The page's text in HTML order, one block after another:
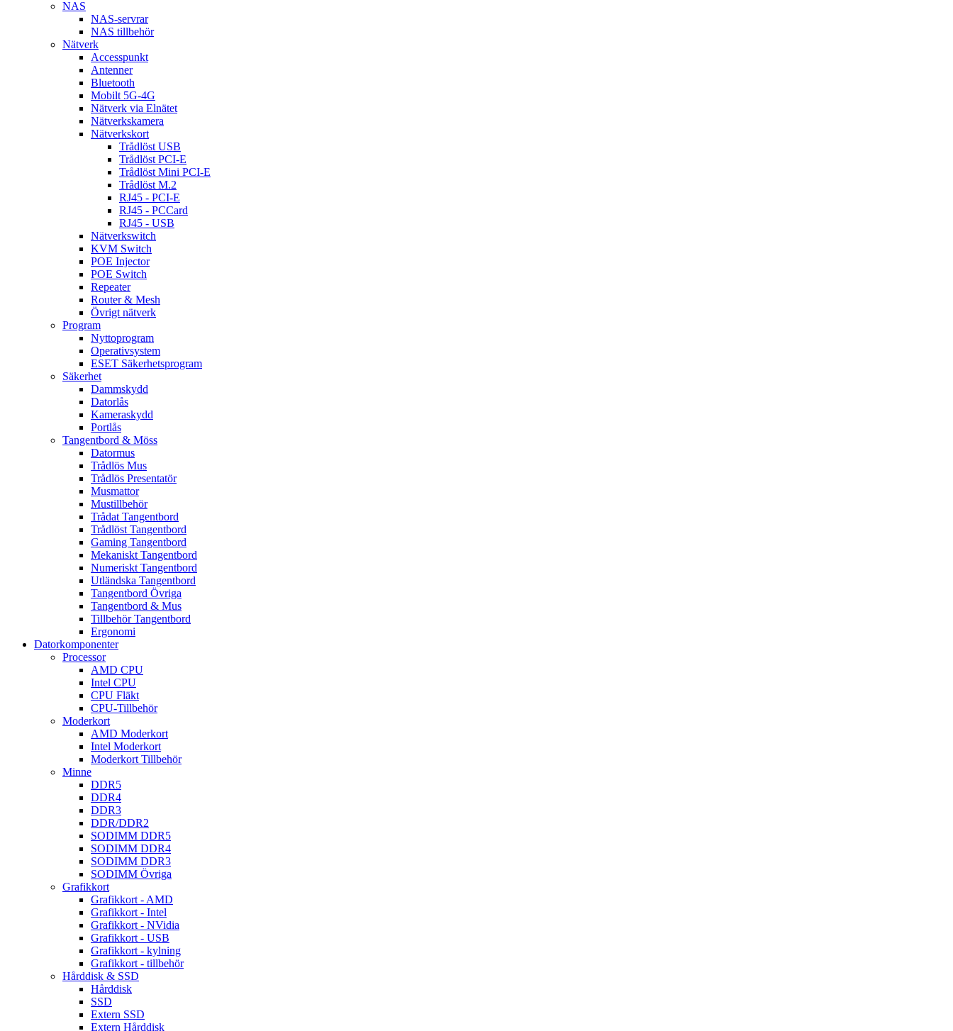
NAS
NAS-servrar
NAS tillbehör
Nätverk
Accesspunkt
Antenner
Bluetooth
Mobilt 5G-4G
Nätverk via Elnätet
Nätverkskamera
Nätverkskort
Trådlöst USB
Trådlöst PCI-E
Trådlöst Mini PCI-E
Trådlöst M.2
RJ45 - PCI-E
RJ45 - PCCard
RJ45 - USB
Nätverkswitch
KVM Switch
POE Injector
POE Switch
Repeater
Router & Mesh
Övrigt nätverk
Program
Nyttoprogram
Operativsystem
ESET Säkerhetsprogram
Säkerhet
Dammskydd
Datorlås
Kameraskydd
Portlås
Tangentbord & Möss
Datormus
Trådlös Mus
Trådlös Presentatör
Musmattor
Mustillbehör
Trådat Tangentbord
Trådlöst Tangentbord
Gaming Tangentbord
Mekaniskt Tangentbord
Numeriskt Tangentbord
Utländska Tangentbord
Tangentbord Övriga
Tangentbord & Mus
Tillbehör Tangentbord
Ergonomi
Datorkomponenter
Processor
AMD CPU
Intel CPU
CPU Fläkt
CPU-Tillbehör
Moderkort
AMD Moderkort
Intel Moderkort
Moderkort Tillbehör
Minne
DDR5
DDR4
DDR3
DDR/DDR2
SODIMM DDR5
SODIMM DDR4
SODIMM DDR3
SODIMM Övriga
Grafikkort
Grafikkort - AMD
Grafikkort - Intel
Grafikkort - NVidia
Grafikkort - USB
Grafikkort - kylning
Grafikkort - tillbehör
Hårddisk & SSD
Hårddisk
SSD
Extern SSD
Extern Hårddisk